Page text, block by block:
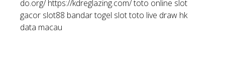
do.org/ https://kdreglazing.com/toto online slot
gacor slot88 bandar togel slot toto live draw hk
data macau